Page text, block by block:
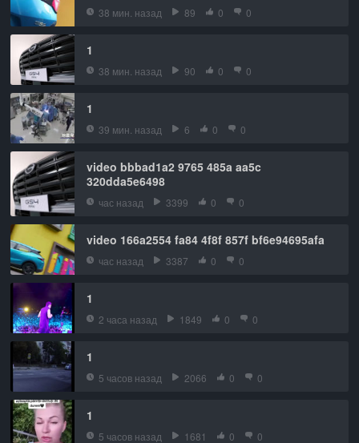
38 мин. назад 89 0 0
1
38 мин. назад 90 0 0
1
39 мин. назад 6 0 0
video bbbad1a2 9765 485a aa5c
320dda5e6498
час назад 3399 0 0
video 166a2554 fa84 4f8f 857f bf6e94695afa
час назад 3387 0 0
1
2 часа назад 1849 0 0
1
5 часов назад 2066 0 0
1
5 часов назад 1681 0 0